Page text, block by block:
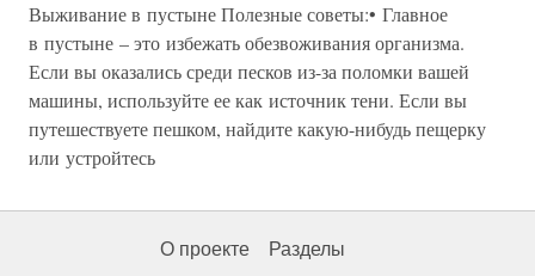
Выживание в пустыне Полезные советы:• Главное
в пустыне – это избежать обезвоживания организма.
Если вы оказались среди песков из-за поломки вашей
машины, используйте ее как источник тени. Если вы
путешествуете пешком, найдите какую-нибудь пещерку
или устройтесь
О проекте Разделы